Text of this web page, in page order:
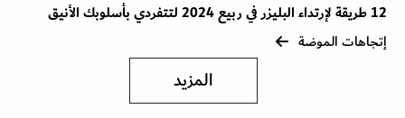
12 طريقة لإرتداء البليزر في ربيع 2024 لتتفردي بأسلوبك الأنيق
إتجاهات الموضة
المزيد